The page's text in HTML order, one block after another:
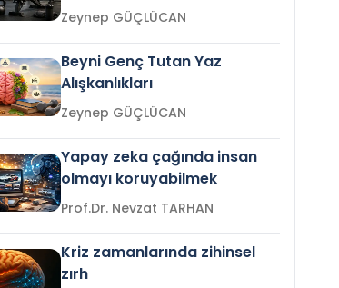
Zeynep GÜÇLÜCAN
Beyni Genç Tutan Yaz
Alışkanlıkları
Zeynep GÜÇLÜCAN
Yapay zeka çağında insan
olmayı koruyabilmek
Prof.Dr. Nevzat TARHAN
Kriz zamanlarında zihinsel
zırh